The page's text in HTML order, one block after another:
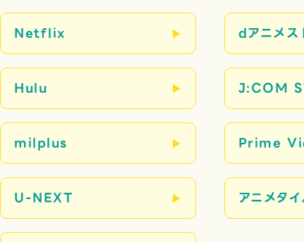
Netflix dアニメス
Hulu J:COM
milplus Prime
U-NEXT アニメタ